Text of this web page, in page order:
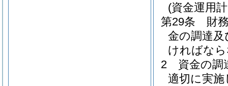
(資金運用
第29条
財
金の調達
ければな
2
資金の調
適切に実